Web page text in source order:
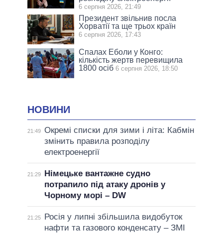
6 серпня 2026, 21:49
Президент звільнив посла
Хорватії та ще трьох країн
6 серпня 2026, 17:43
Спалах Еболи у Конго:
кількість жертв перевищила
1800 осіб 6 серпня 2026, 18:50
НОВИНИ
21:49 Окремі списки для зими і літа: Кабмін
змінить правила розподілу
електроенергії
21:29
Німецьке вантажне судно
потрапило під атаку дронів у
Чорному морі – DW
21:25
Росія у липні збільшила видобуток
нафти та газового конденсату – ЗМІ